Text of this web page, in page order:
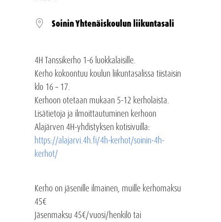
Soinin Yhtenäiskoulun liikuntasali
4H Tanssikerho 1-6 luokkalaisille.
Kerho kokoontuu koulun liikuntasalissa tiistaisin
klo 16 – 17.
Kerhoon otetaan mukaan 5-12 kerholaista.
Lisätietoja ja ilmoittautuminen kerhoon
Alajärven 4H-yhdistyksen kotisivuilla:
https://alajarvi.4h.fi/4h-kerhot/soinin-4h-
kerhot/
Kerho on jäsenille ilmainen, muille kerhomaksu
45€
Jäsenmaksu 45€/vuosi/henkilö tai